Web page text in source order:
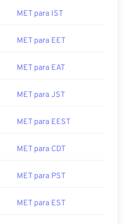
MET para IST
MET para EET
MET para EAT
MET para JST
MET para EEST
MET para CDT
MET para PST
MET para EST